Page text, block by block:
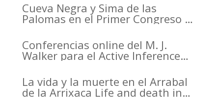
Cueva Negra y Sima de las
Palomas en el Primer Congreso de
Murcia organizado por el CDL
Conferencias online del M. J.
Walker para el Active Inference
La vida y la muerte en el Arrabal
de la Arrixaca Life and death in